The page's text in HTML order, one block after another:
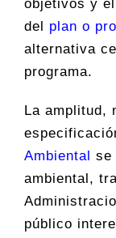
objetivos y
del plan o
alternativa
programa.
La amplitud,
Ambiental se
ambiental,
público